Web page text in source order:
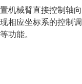
机械臂直接控制轴
相应坐标系的控制
功能。